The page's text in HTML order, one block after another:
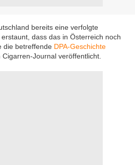
bereits eine verfolgte
dass das in Österreich noch
die betreffende DPA-Geschichte
Journal veröffentlicht.